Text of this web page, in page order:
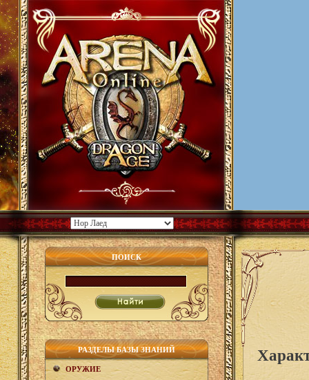
ПОИСК
РАЗДЕЛЫ БАЗЫ ЗНАНИЙ
ОРУЖИЕ